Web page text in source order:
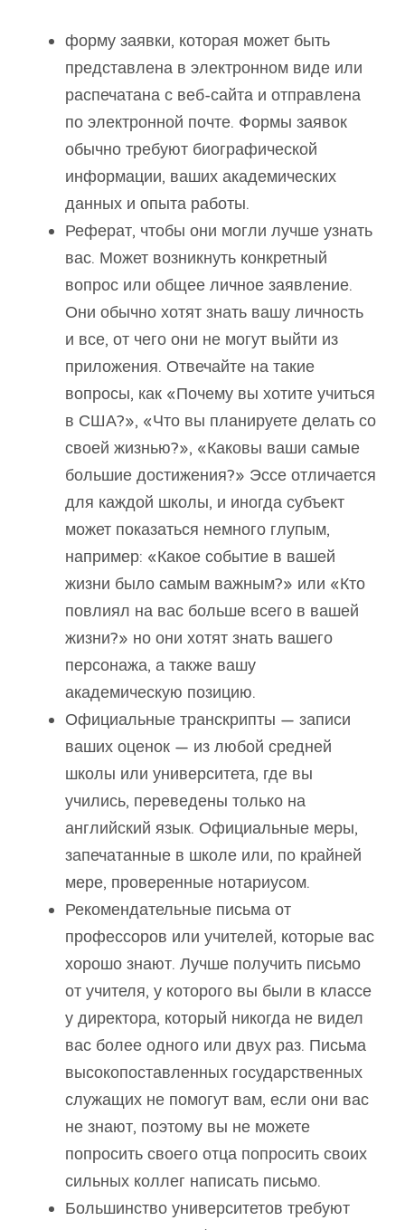
форму заявки, которая может быть
представлена ​​в электронном виде или
распечатана с веб-сайта и отправлена ​​
по электронной почте. Формы заявок
обычно требуют биографической
информации, ваших академических
данных и опыта работы.
Реферат, чтобы они могли лучше узнать
вас. Может возникнуть конкретный
вопрос или общее личное заявление.
Они обычно хотят знать вашу личность
и все, от чего они не могут выйти из
приложения. Отвечайте на такие
вопросы, как «Почему вы хотите учиться
в США?», «Что вы планируете делать со
своей жизнью?», «Каковы ваши самые
большие достижения?» Эссе отличается
для каждой школы, и иногда субъект
может показаться немного глупым,
например: «Какое событие в вашей
жизни было самым важным?» или «Кто
повлиял на вас больше всего в вашей
жизни?» но они хотят знать вашего
персонажа, а также вашу
академическую позицию.
Официальные транскрипты — записи
ваших оценок — из любой средней
школы или университета, где вы
учились, переведены только на
английский язык. Официальные меры,
запечатанные в школе или, по крайней
мере, проверенные нотариусом.
Рекомендательные письма от
профессоров или учителей, которые вас
хорошо знают. Лучше получить письмо
от учителя, у которого вы были в классе
у директора, который никогда не видел
вас более одного или двух раз. Письма
высокопоставленных государственных
служащих не помогут вам, если они вас
не знают, поэтому вы не можете
попросить своего отца попросить своих
сильных коллег написать письмо.
Большинство университетов требуют